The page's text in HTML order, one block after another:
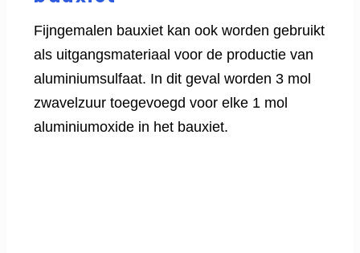
Fijngemalen bauxiet kan ook worden gebruikt
als uitgangsmateriaal voor de productie van
aluminiumsulfaat. In dit geval worden 3 mol
zwavelzuur toegevoegd voor elke 1 mol
aluminiumoxide in het bauxiet.